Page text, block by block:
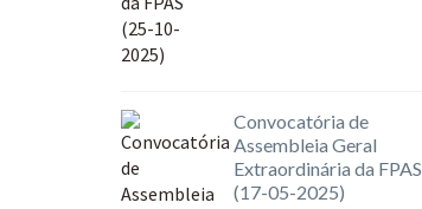
Convocatória de
Assembleia Geral
Extraordinária da FPAS
(17-05-2025)